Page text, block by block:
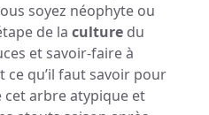
soyez néophyte ou
de la culture du
et savoir-faire à
ce qu’il faut savoir pour
cet arbre atypique et